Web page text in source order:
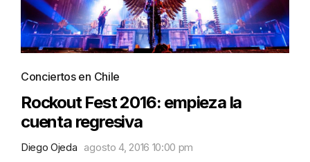
Conciertos en Chile
Rockout Fest 2016: empieza la
cuenta regresiva
Diego Ojeda agosto 4, 2016 10:00 pm